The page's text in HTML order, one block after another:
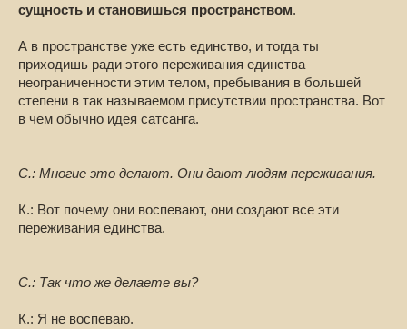
сущность и становишься пространством.
А в пространстве уже есть единство, и тогда ты
приходишь ради этого переживания единства –
неограниченности этим телом, пребывания в большей
степени в так называемом присутствии пространства. Вот
в чем обычно идея сатсанга.
С.: Многие это делают. Они дают людям переживания.
К.: Вот почему они воспевают, они создают все эти
переживания единства.
С.: Так что же делаете вы?
К.: Я не воспеваю.